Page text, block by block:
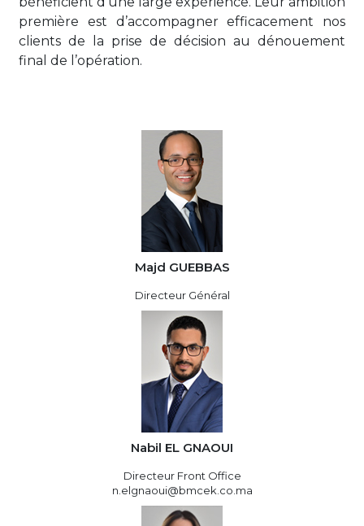
première est d’accompagner efficacement nos
clients de la prise de décision au dénouement
final de l’opération.
Majd GUEBBAS
Directeur Général
Nabil EL GNAOUI
Directeur Front Office
n.elgnaoui@bmcek.co.ma